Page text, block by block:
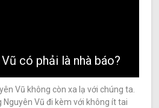
có phải là nhà báo?
Vũ không còn xa lạ với chúng ta.
Nguyên Vũ đi kèm với không ít tai